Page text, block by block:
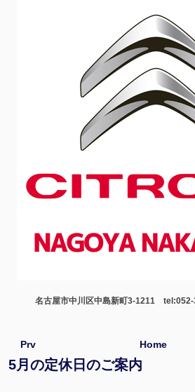
名古屋市中川区中島新町3-1211
Prv Home
5月の定休日のご案内